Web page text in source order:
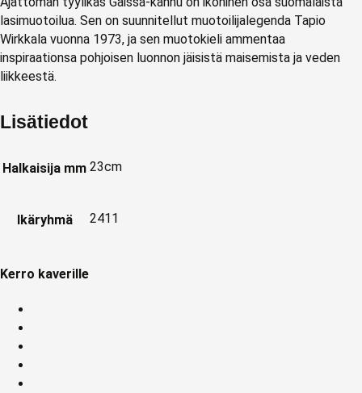
lasimuotoilua. Sen on suunnitellut muotoilijalegenda Tapio
Wirkkala vuonna 1973, ja sen muotokieli ammentaa
inspiraationsa pohjoisen luonnon jäisistä maisemista ja veden
liikkeestä.
Lisätiedot
Halkaisija mm 23cm
Ikäryhmä 2411
Kerro kaverille